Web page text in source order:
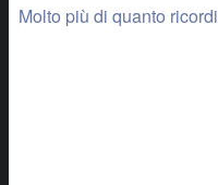
Molto più di quanto ricordi